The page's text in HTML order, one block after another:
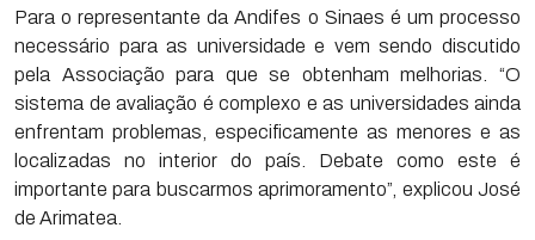
Para o representante da Andifes o Sinaes é um processo
necessário para as universidade e vem sendo discutido
pela Associação para que se obtenham melhorias. “O
sistema de avaliação é complexo e as universidades ainda
enfrentam problemas, especificamente as menores e as
localizadas no interior do país. Debate como este é
importante para buscarmos aprimoramento”, explicou José
de Arimatea.